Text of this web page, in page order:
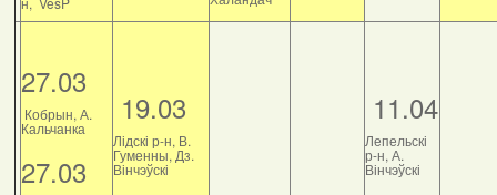
27.03
Кобрын, А.
Кальчанка
27.03
19.03
Лідскі р-н, В.
Гуменны, Дз.
Вінчэўскі
11.04
Лепельскі
р-н, А.
Вінчэўскі